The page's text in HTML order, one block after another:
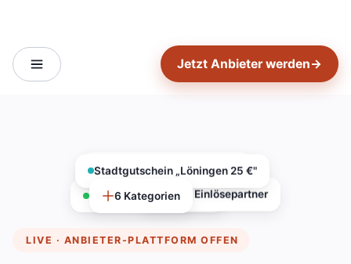
Jetzt Anbieter werden→
LIVE · ANBIETER-PLATTFORM OFFEN
Neuer Coupon eingelöst130+ Einlösepartner
7.000+ Einlösungen / Jahr
Stadtgutschein „Löningen 25 €"
6 Kategorien